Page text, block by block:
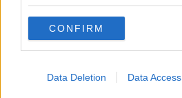
CONFIRM
Data Deletion Data Access
​Essere genitori di un adolescente
​Saper pazientare
​Giornata del Fiocchetto Lilla
​Venerdì emozionalmente sostenibile
Contornati di persone che…